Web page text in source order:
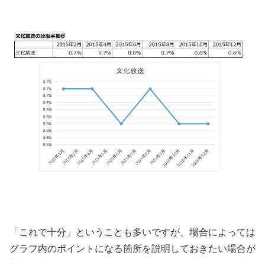
「これで十分」ということも多いですが、場合によっては
グラフ内のポイントになる箇所を説明しておきたい場合が